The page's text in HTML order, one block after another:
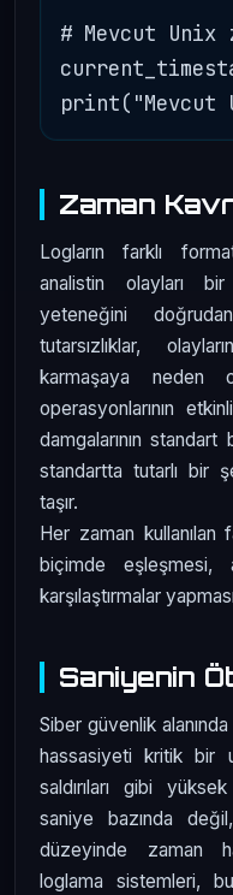
# Mevcut Unix
Zaman
Logların farklı
analistin olayları
yeteneğini
tutarsızlıklar,
karmaşaya
operasyonlarının
damgalarının
standartta tutarlı bir
taşır.
Her zaman kullanılan
biçimde eşleşmesi,
karşılaştırmalar
Saniyenin
Siber güvenlik alanında
hassasiyeti kritik bir
saldırıları gibi
saniye bazında
düzeyinde zaman
loglama sistemleri,